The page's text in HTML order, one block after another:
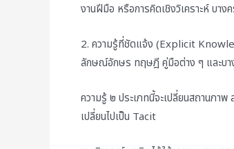
งานฝีมือ หรือการคิดเชิงวิเคราะห์ บาง
2. ความรู้ที่ชัดแจ้ง (Explicit
ลักษณ์อักษร ทฤษฎี คู่มือต่าง ๆ และบา
ความรู้ ๒ ประเภทนี้จะเปลี่ยนสถานภา
เปลี่ยนไปเป็น Tacit